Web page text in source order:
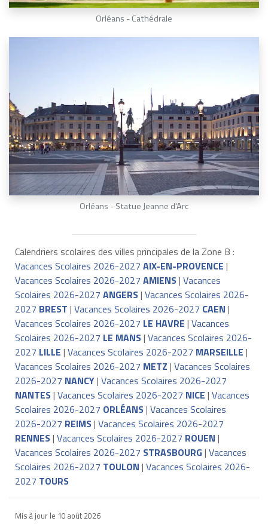
Orléans - Cathédrale
Orléans - Statue Jeanne d'Arc
Calendriers scolaires des villes principales de la Zone B :
Vacances Scolaires 2026-2027 AIX-EN-PROVENCE |
Vacances Scolaires 2026-2027 AMIENS| Vacances
Scolaires 2026-2027 ANGERS| Vacances Scolaires 2026-
2027 BREST | Vacances Scolaires 2026-2027 CAEN |
Vacances Scolaires 2026-2027 LE HAVRE | Vacances
Scolaires 2026-2027 LE MANS| Vacances Scolaires 2026-
2027 LILLE | Vacances Scolaires 2026-2027 MARSEILLE |
Vacances Scolaires 2026-2027 METZ | Vacances Scolaires
2026-2027 NANCY| Vacances Scolaires 2026-2027
NANTES| Vacances Scolaires 2026-2027 NICE | Vacances
Scolaires 2026-2027 ORLÉANS| Vacances Scolaires
2026-2027 REIMS| Vacances Scolaires 2026-2027
RENNES| Vacances Scolaires 2026-2027 ROUEN |
Vacances Scolaires 2026-2027 STRASBOURG| Vacances
Scolaires 2026-2027 TOULON | Vacances Scolaires 2026-
2027 TOURS
Mis à jour le 10 août 2026